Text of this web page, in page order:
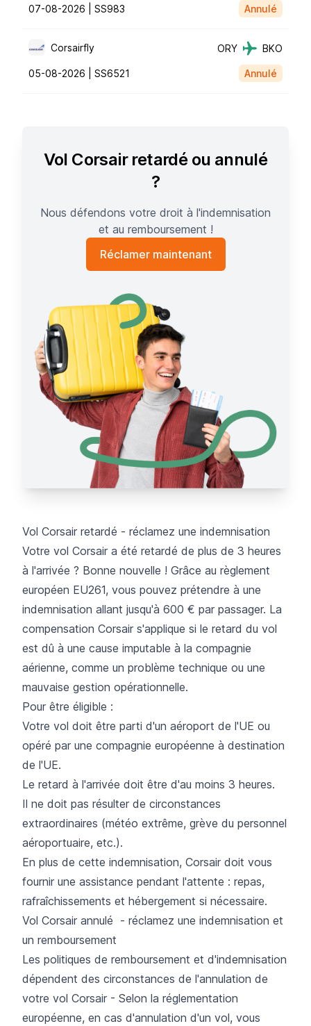
07-08-2026 | SS983 Annulé
Corsairfly ORY BKO
05-08-2026 | SS6521 Annulé
Vol Corsair retardé ou annulé
?
Nous défendons votre droit à l'indemnisation
et au remboursement !
Réclamer maintenant
Vol Corsair retardé - réclamez une indemnisation
Votre vol Corsair a été retardé de plus de 3 heures
à l'arrivée ? Bonne nouvelle ! Grâce au règlement
européen EU261, vous pouvez prétendre à une
indemnisation allant jusqu'à 600 € par passager. La
compensation Corsair s'applique si le retard du vol
est dû à une cause imputable à la compagnie
aérienne, comme un problème technique ou une
mauvaise gestion opérationnelle.
Pour être éligible :
Votre vol doit être parti d'un aéroport de l'UE ou
opéré par une compagnie européenne à destination
de l'UE.
Le retard à l'arrivée doit être d'au moins 3 heures.
Il ne doit pas résulter de circonstances
extraordinaires (météo extrême, grève du personnel
aéroportuaire, etc.).
En plus de cette indemnisation, Corsair doit vous
fournir une assistance pendant l'attente : repas,
rafraîchissements et hébergement si nécessaire.
Vol Corsair annulé - réclamez une indemnisation et
un remboursement
Les politiques de remboursement et d'indemnisation
dépendent des circonstances de l'annulation de
votre vol Corsair - Selon la réglementation
européenne, en cas d'annulation d'un vol, vous